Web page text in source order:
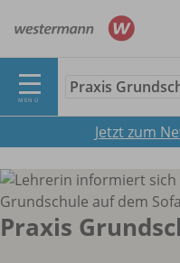
MENÜ
Praxis
Jetzt zum
Praxis